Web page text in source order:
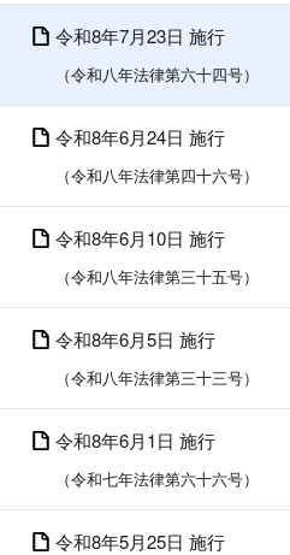
令和8年7月23日 施行
（令和八年法律第六十四号）
令和8年6月24日 施行
（令和八年法律第四十六号）
令和8年6月10日 施行
（令和八年法律第三十五号）
令和8年6月5日 施行
（令和八年法律第三十三号）
令和8年6月1日 施行
（令和七年法律第六十六号）
令和8年5月25日 施行